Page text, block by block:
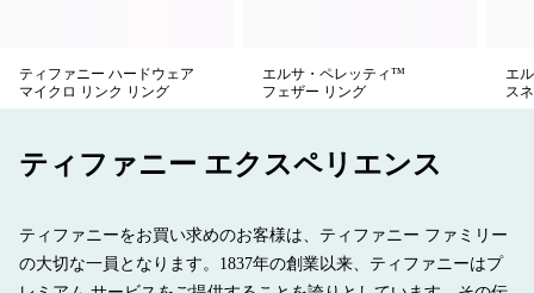
ティファニー ハードウェア
マイクロ リンク リング
エルサ・ペレッティ™
フェザー リング
エ
ス
ティファニー エクスペリエンス
ティファニーをお買い求めのお客様は、ティファニー ファミリー
の大切な一員となります。1837年の創業以来、ティファニーはプ